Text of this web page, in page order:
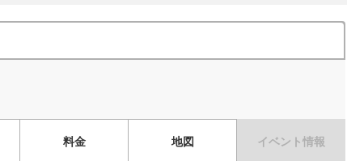
料金 地図 イベント情報